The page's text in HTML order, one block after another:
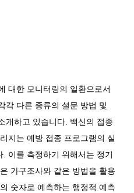
대한 모니터링의 일환으로서
각 다른 종류의 설문 방법 및
개하고 있습니다. 백신의 접종
지는 예방 접종 프로그램의 실
이를 측정하기 위해서는 정기
가구조사와 같은 방법을 활용
숫자로 예측하는 행정적 예측